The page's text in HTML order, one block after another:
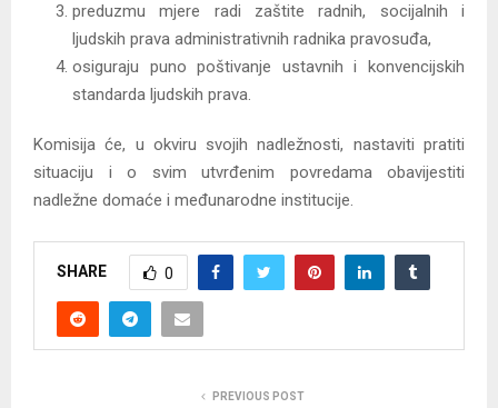
preduzmu mjere radi zaštite radnih, socijalnih i
ljudskih prava administrativnih radnika pravosuđa,
osiguraju puno poštivanje ustavnih i konvencijskih
standarda ljudskih prava.
Komisija će, u okviru svojih nadležnosti, nastaviti pratiti
situaciju i o svim utvrđenim povredama obavijestiti
nadležne domaće i međunarodne institucije.
SHARE 0
PREVIOUS POST